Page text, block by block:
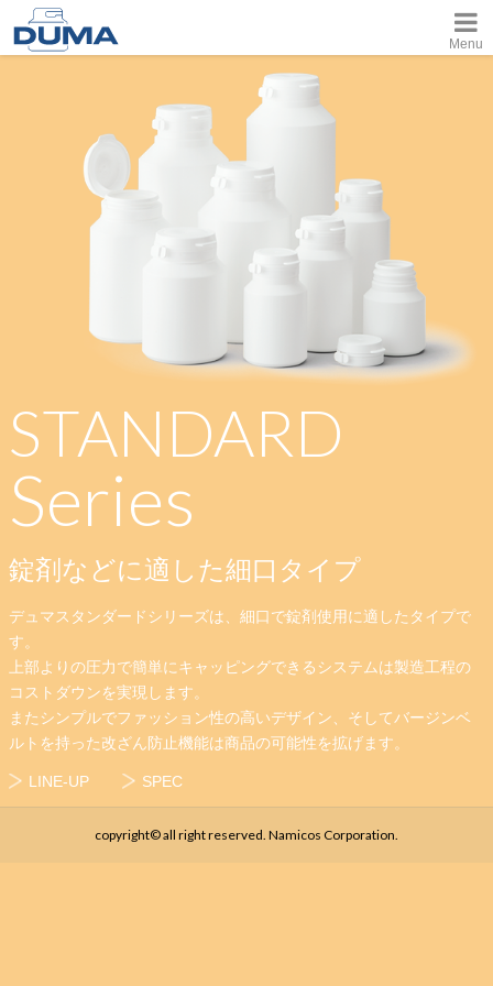
Menu
STANDARD
Series
錠剤などに適した細口タイプ
デュマスタンダードシリーズは、細口で錠剤使用に適したタイプで
す。
上部よりの圧力で簡単にキャッピングできるシステムは製造工程の
コストダウンを実現します。
またシンプルでファッション性の高いデザイン、そしてバージンベ
ルトを持った改ざん防止機能は商品の可能性を拡げます。
LINE-UP SPEC
copyright© all right reserved. Namicos Corporation.